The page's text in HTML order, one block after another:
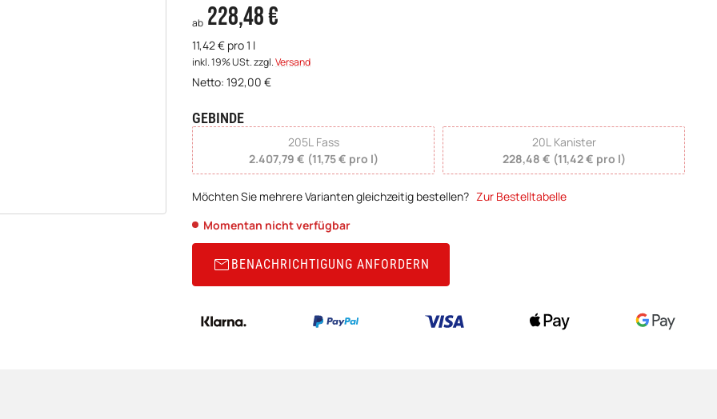
ab 228,48 €
11,42 € pro 1 l
inkl. 19% USt.zzgl.Versand
Netto: 192,00 €
GEBINDE
wählen
205L Fass
2.407,79 € (11,75 € pro l)
20L Kanister
228,48 € (11,42 € pro l)
Möchten Sie mehrere Varianten gleichzeitig bestellen? Zur Bestelltabelle
Momentan nicht verfügbar
BENACHRICHTIGUNG ANFORDERN